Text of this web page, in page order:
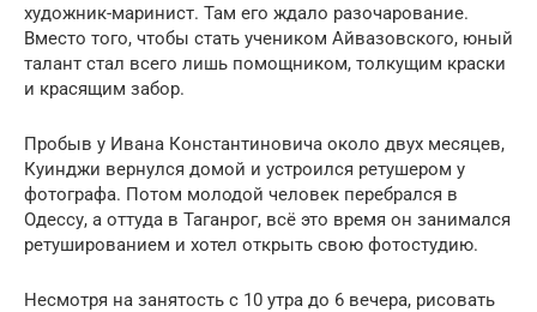
художник-маринист. Там его ждало разочарование.
Вместо того, чтобы стать учеником Айвазовского, юный
талант стал всего лишь помощником, толкущим краски
и красящим забор.
Пробыв у Ивана Константиновича около двух месяцев,
Куинджи вернулся домой и устроился ретушером у
фотографа. Потом молодой человек перебрался в
Одессу, а оттуда в Таганрог, всё это время он занимался
ретушированием и хотел открыть свою фотостудию.
Несмотря на занятость с 10 утра до 6 вечера, рисовать